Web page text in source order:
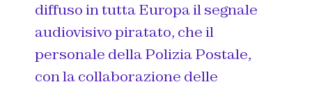
diffuso in tutta Europa il segnale
audiovisivo piratato, che il
personale della Polizia Postale,
con la collaborazione delle